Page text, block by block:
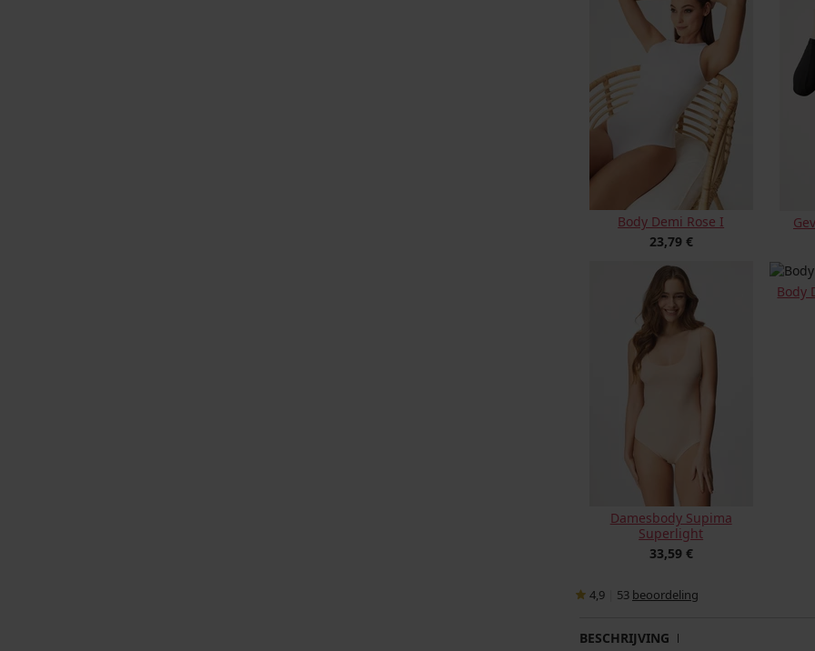
Body Demi Rose I
23,79 €
Damesbody Supima
Superlight
33,59 €
Body
4,9 53 beoordeling
BESCHRIJVING